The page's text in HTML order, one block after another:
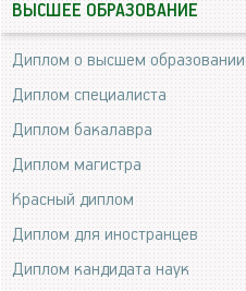
ВЫСШЕЕ ОБРАЗОВАНИЕ
Диплом о высшем образовании
Диплом специалиста
Диплом бакалавра
Диплом магистра
Красный диплом
Диплом для иностранцев
Диплом кандидата наук